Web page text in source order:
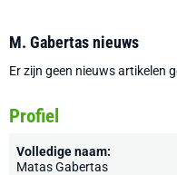
M. Gabertas nieuws
Er zijn geen nieuws artikelen
Profiel
Volledige naam:
Matas Gabertas